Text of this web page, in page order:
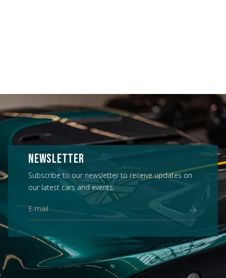
NEWSLETTER
Subscribe to our newsletter to receive updates on
our latest cars and events: